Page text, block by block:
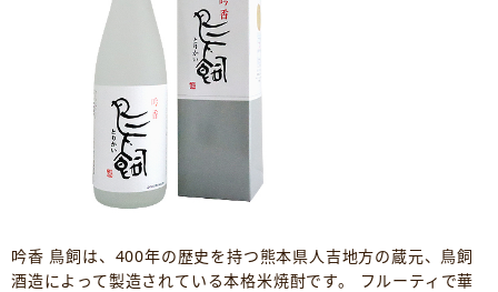
吟香 鳥飼は、400年の歴史を持つ熊本県人吉地方の蔵元、鳥飼
酒造によって製造されている本格米焼酎です。 フルーティで華